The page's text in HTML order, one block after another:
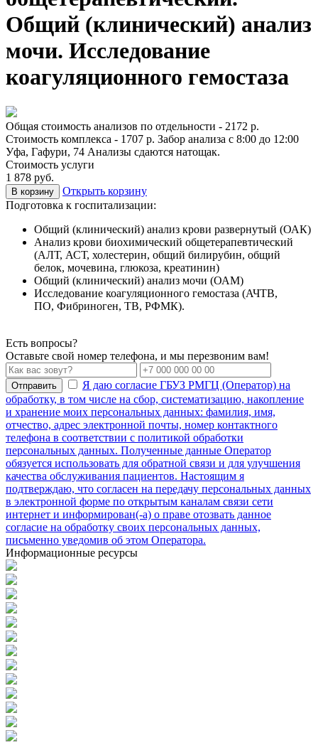
Общий (клинический) анализ
мочи. Исследование
коагуляционного гемостаза
Общая стоимость анализов по отдельности - 2172 р.
Стоимость комплекса - 1707 р. Забор анализа с 8:00 до 12:00
Уфа, Гафури, 74 Анализы сдаются натощак.
Стоимость услуги
1 878 руб.
В корзину
Открыть корзину
Подготовка к госпитализации:
Общий (клинический) анализ крови развернутый (ОАК)
Анализ крови биохимический общетерапевтический
(АЛТ, АСТ, холестерин, общий билирубин, общий
белок, мочевина, глюкоза, креатинин)
Общий (клинический) анализ мочи (ОАМ)
Исследование коагуляционного гемостаза (АЧТВ,
ПО, Фибриноген, ТВ, РФМК).
Есть вопросы?
Оставьте свой номер телефона, и мы перезвоним вам!
Отправить
Я даю согласие ГБУЗ РМГЦ (Оператор) на
обработку, в том числе на сбор, систематизацию, накопление
и хранение моих персональных данных: фамилия, имя,
отчество, адрес электронной почты, номер контактного
телефона в соответствии с политикой обработки
персональных данных. Полученные данные Оператор
обязуется использовать для обратной связи и для улучшения
качества обслуживания пациентов. Настоящим я
подтверждаю, что согласен на передачу персональных данных
в электронной форме по открытым каналам связи сети
интернет и информирован(-а) о праве отозвать данное
согласие на обработку своих персональных данных,
письменно уведомив об этом Оператора.
Информационные ресурсы